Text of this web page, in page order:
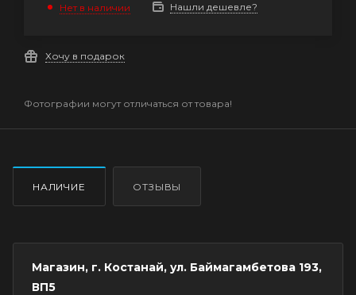
Нет в наличии Нашли дешевле?
Хочу в подарок
Фотографии могут отличаться от товара!
НАЛИЧИЕ ОТЗЫВЫ
Магазин, г. Костанай, ул. Баймагамбетова 193,
ВП5